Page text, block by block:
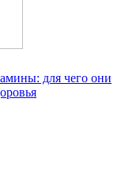
для чего они